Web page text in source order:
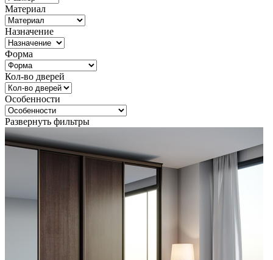
Материал
Назначение
Форма
Кол-во дверей
Особенности
Развернуть фильтры